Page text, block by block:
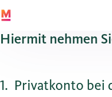
Hiermit nehmen
1. Privatkonto bei